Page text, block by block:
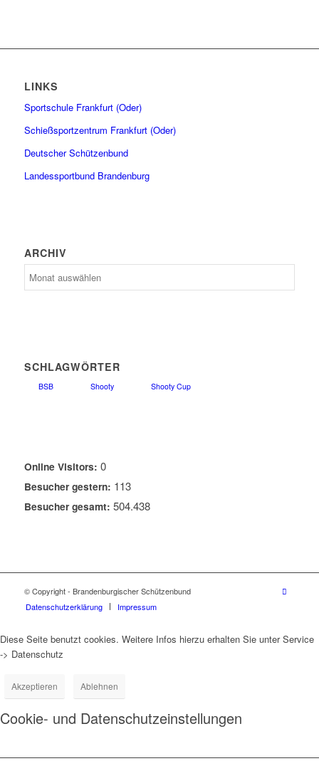
LINKS
Sportschule Frankfurt (Oder)
Schießsportzentrum Frankfurt (Oder)
Deutscher Schützenbund
Landessportbund Brandenburg
ARCHIV
Archiv
SCHLAGWÖRTER
BSB Shooty Shooty Cup
Online Visitors: 0
Besucher gestern: 113
Besucher gesamt: 504.438
© Copyright - Brandenburgischer Schützenbund
Datenschutzerklärung
Impressum
Diese Seite benutzt cookies. Weitere Infos hierzu erhalten Sie unter Service
-> Datenschutz
Akzeptieren Ablehnen
Cookie- und Datenschutzeinstellungen